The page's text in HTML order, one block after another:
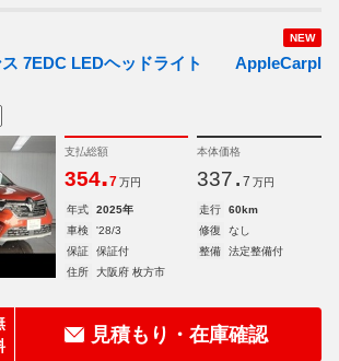
NEW
ス 7EDC LEDヘッドライト AppleCarpl
支払総額
354.7 万円
本体価格
337. 7 万円
年式 2025年 走行
60km
車検
'28/3 修復
なし
保証
保証付 整備
法定整備付
住所
大阪府 枚方市
見積もり・在庫確認